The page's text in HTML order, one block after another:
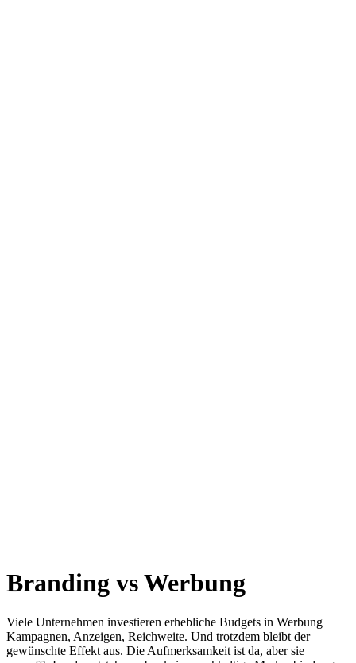
Branding vs Werbung
Viele Unternehmen investieren erhebliche Budgets in Werbung
Kampagnen, Anzeigen, Reichweite. Und trotzdem bleibt der
gewünschte Effekt aus. Die Aufmerksamkeit ist da, aber sie